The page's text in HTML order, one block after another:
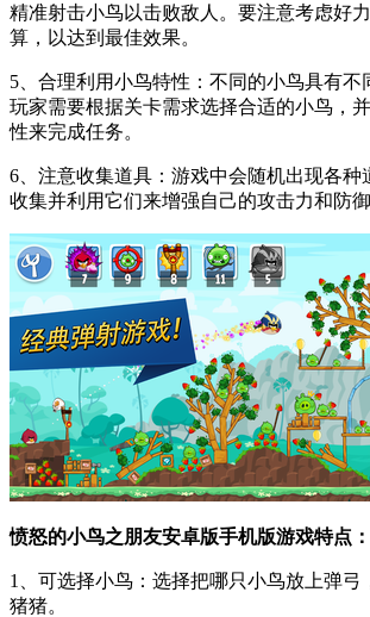
精准射击小鸟以击败敌人。要注意考虑好
算，以达到最佳效果。
5、合理利用小鸟特性：不同的小鸟具有不
玩家需要根据关卡需求选择合适的小鸟，
性来完成任务。
6、注意收集道具：游戏中会随机出现各种
收集并利用它们来增强自己的攻击力和防御
愤怒的小鸟之朋友安卓版手机版游戏特点：
1、可选择小鸟：选择把哪只小鸟放上弹弓
猪猪。